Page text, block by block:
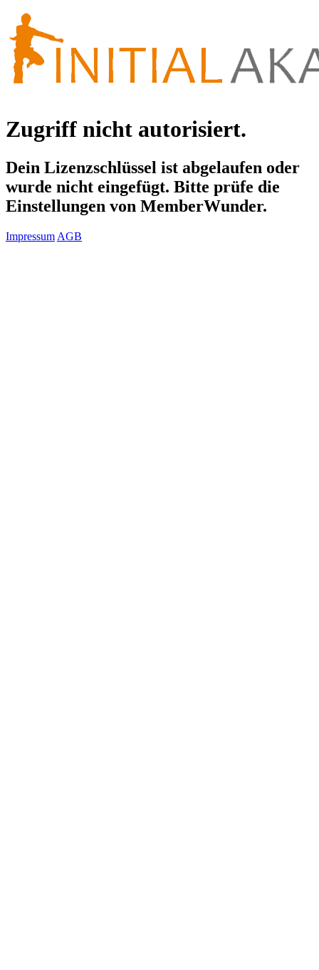
Zugriff nicht autorisiert.
Dein Lizenzschlüssel ist abgelaufen oder
wurde nicht eingefügt. Bitte prüfe die
Einstellungen von MemberWunder.
Impressum AGB